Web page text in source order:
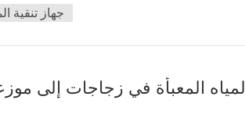
جهاز تنقية
المعبأة في زجاجات إلى